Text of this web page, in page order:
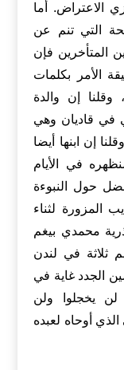
الاعتراض. أما
التي تنم عن
المتأخرين فإن
الأمر بكلمات
وقلنا إن والدة
في قاديان وهي
إن ابنها أيضا
في الأيام
حول النبوءة
المزورة لثناء
محمدي بيغم
ثلاثة في لندن
الجدد غاية في
لن يخجلوا ولن
أوحاه لعبده